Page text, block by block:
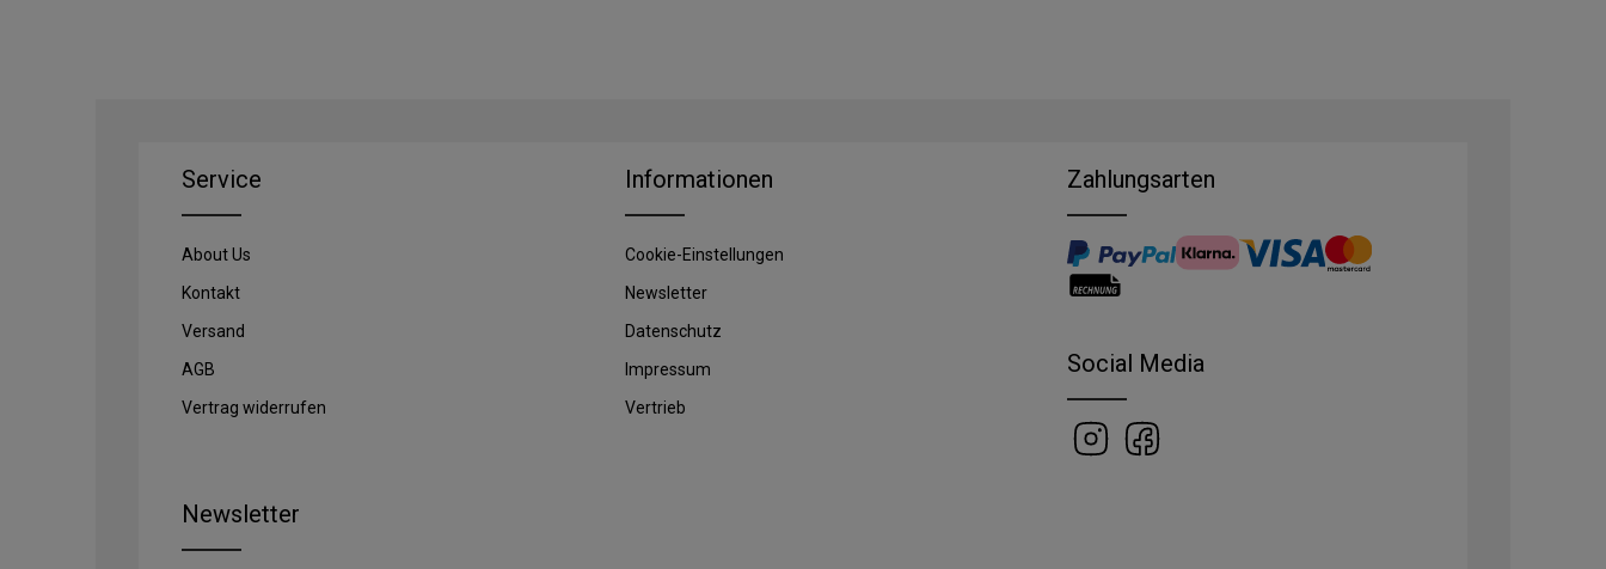
Service
About Us
Kontakt
Versand
AGB
Vertrag widerrufen
Informationen
Cookie-Einstellungen
Newsletter
Datenschutz
Impressum
Vertrieb
Zahlungsarten
Social Media
Newsletter